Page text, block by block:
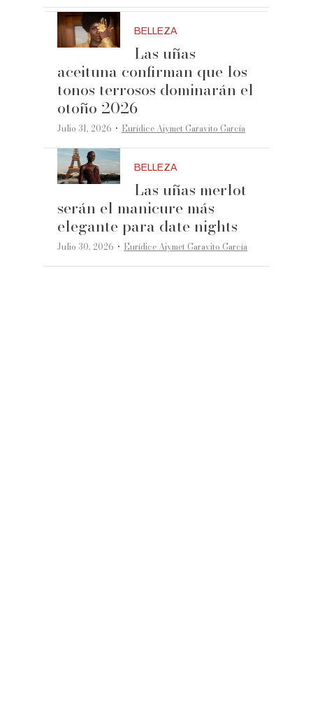
BELLEZA
Las uñas
aceituna confirman que los
tonos terrosos dominarán el
otoño 2026
Julio 31, 2026 ·Eurídice Aiymet Garavito García
BELLEZA
Las uñas merlot
serán el manicure más
elegante para date nights
Julio 30, 2026 ·Eurídice Aiymet Garavito García